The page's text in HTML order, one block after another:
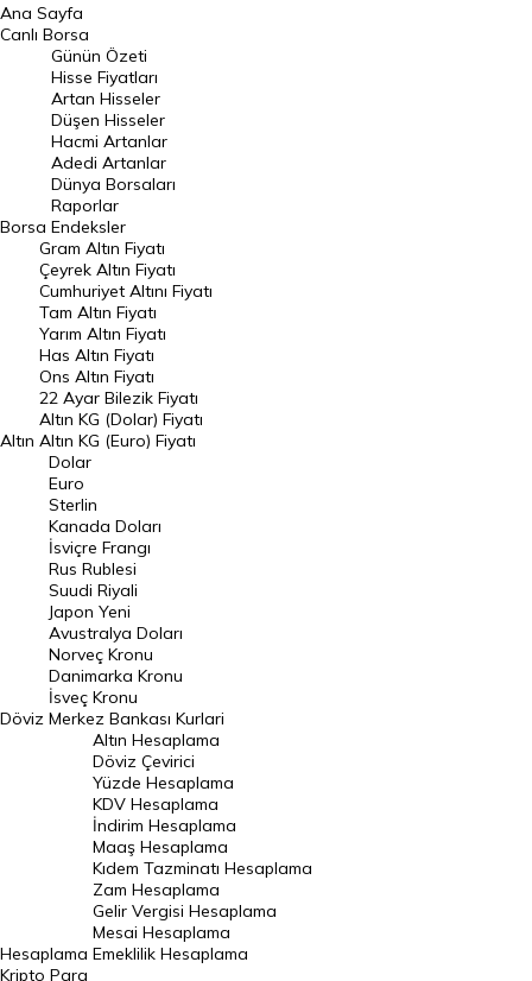
BIST 100 Hisseleri
En Çok Artan Hisseler
En Çok Düşen Hisseler
Hacmi Artanlar
Geçmiş Kapanışlar
Dünya Borsaları
Raporlar
Endeksler
DÖVİZ
Döviz Kuru
Dolar Kuru
Euro Kuru
Pound Kuru
Frank Kuru
Riyal Kuru
Avustralya Doları
Danimarka Kronu Kuru
Kanada Doları Kuru
Norveç Kronu Kuru
İsveç Kronu Kuru
Japon Yeni Kuru
Serbest Piyasa Döviz Kurları
Merkez Bankası Döviz Kurları
Altın Fiyatları
Ana Sayfa
Canlı Borsa
Borsa
Günün Özeti
Hisse Fiyatları
Artan Hisseler
Düşen Hisseler
Hacmi Artanlar
Adedi Artanlar
Dünya Borsaları
Raporlar
Endeksler
Altın
Gram Altın Fiyatı
Çeyrek Altın Fiyatı
Cumhuriyet Altını Fiyatı
Tam Altın Fiyatı
Yarım Altın Fiyatı
Has Altın Fiyatı
Ons Altın Fiyatı
22 Ayar Bilezik Fiyatı
Altın KG (Dolar) Fiyatı
Altın KG (Euro) Fiyatı
Döviz
Dolar
Euro
Sterlin
Kanada Doları
İsviçre Frangı
Rus Rublesi
Suudi Riyali
Japon Yeni
Avustralya Doları
Norveç Kronu
Danimarka Kronu
İsveç Kronu
Merkez Bankası Kurlari
Hesaplama
Altın Hesaplama
Döviz Çevirici
Yüzde Hesaplama
KDV Hesaplama
İndirim Hesaplama
Maaş Hesaplama
Kıdem Tazminatı Hesaplama
Zam Hesaplama
Gelir Vergisi Hesaplama
Mesai Hesaplama
Emeklilik Hesaplama
Kripto Para